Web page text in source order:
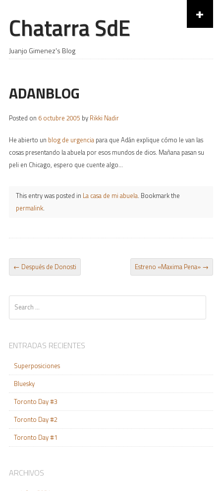
Chatarra SdE
Juanjo Gimenez's Blog
+
Skip to content
ADANBLOG
Posted on 6 octubre 2005 by Rikki Nadir
He abierto un blog de urgenciapara que Adán explique cómo le van las
cosas presentando la abuela por esos mundos de dios. Mañana pasan su
peli en Chicago, espero que cuente algo…
This entry was posted in La casa de mi abuela. Bookmark the
permalink.
POST NAVIGATION
← Después de Donosti Estreno «Maxima Pena» →
ENTRADAS RECIENTES
Superposiciones
Bluesky
Toronto Day #3
Toronto Day #2
Toronto Day #1
ARCHIVOS